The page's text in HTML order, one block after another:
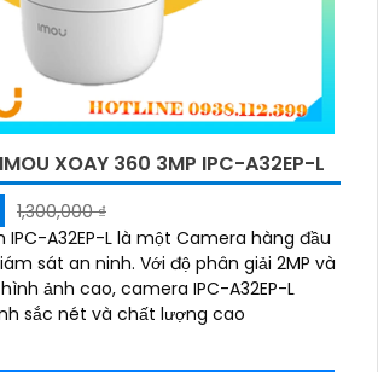
XOAY 360 3MP IPC-A32EP-L
1,300,000 ₫
IPC-A32EP-L là một Camera hàng đầu
sát an ninh. Với độ phân giải 2MP và
ảnh cao, camera IPC-A32EP-L
sắc nét và chất lượng cao